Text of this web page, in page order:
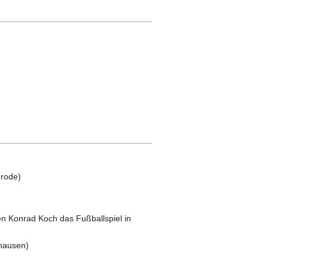
Konrad Koch das Fußballspiel in